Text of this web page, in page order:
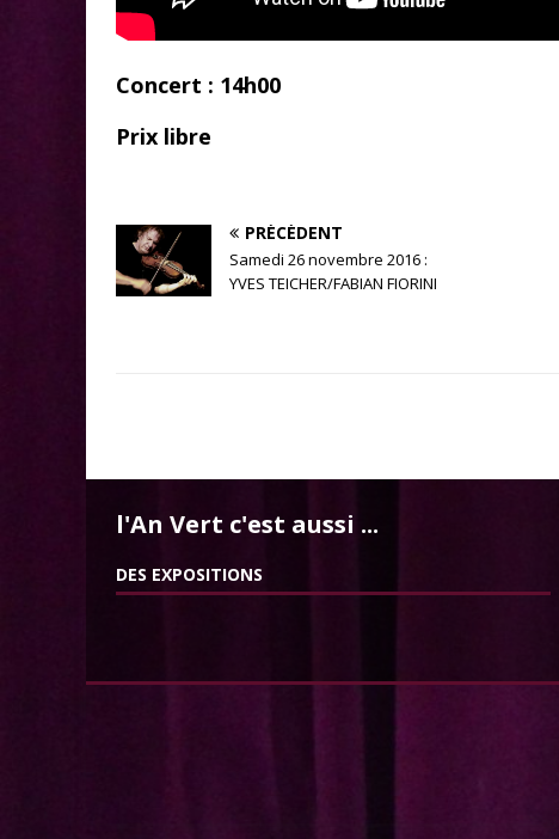
Concert : 14h00
Prix libre
PRÉCÉDENT
Samedi 26 novembre 2016 :
YVES TEICHER/FABIAN FIORINI
l'An Vert c'est aussi ...
DES EXPOSITIONS